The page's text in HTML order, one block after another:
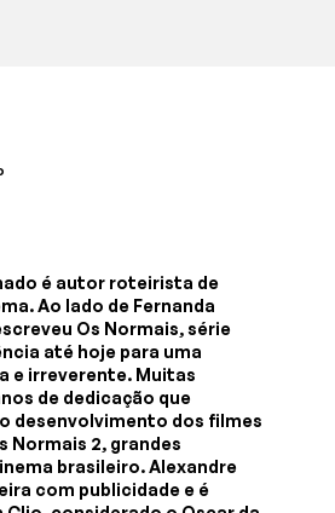
é autor roteirista de
Ao lado de Fernanda
Os Normais, série
até hoje para uma
e irreverente. Muitas
de dedicação que
desenvolvimento dos filmes
Normais 2, grandes
brasileiro. Alexandre
com publicidade e é